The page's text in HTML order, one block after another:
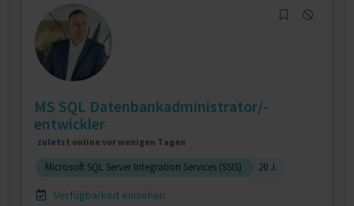
MS SQL Datenbankadministrator/-
entwickler
zuletzt online vor wenigen Tagen
Microsoft SQL Server Integration Services (SSIS) 20 J.
Verfügbarkeit einsehen